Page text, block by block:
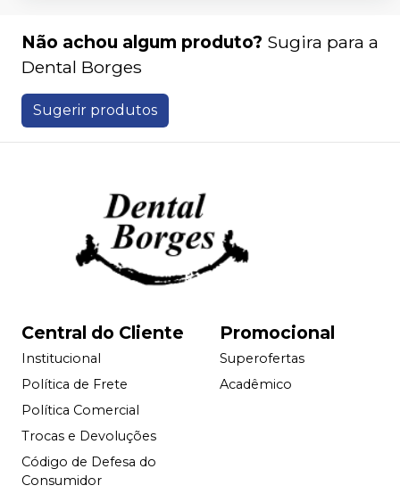
Não achou algum produto? Sugira para a
Dental Borges
Sugerir produtos
Central do Cliente
Institucional
Política de Frete
Política Comercial
Trocas e Devoluções
Código de Defesa do
Consumidor
Promocional
Superofertas
Acadêmico